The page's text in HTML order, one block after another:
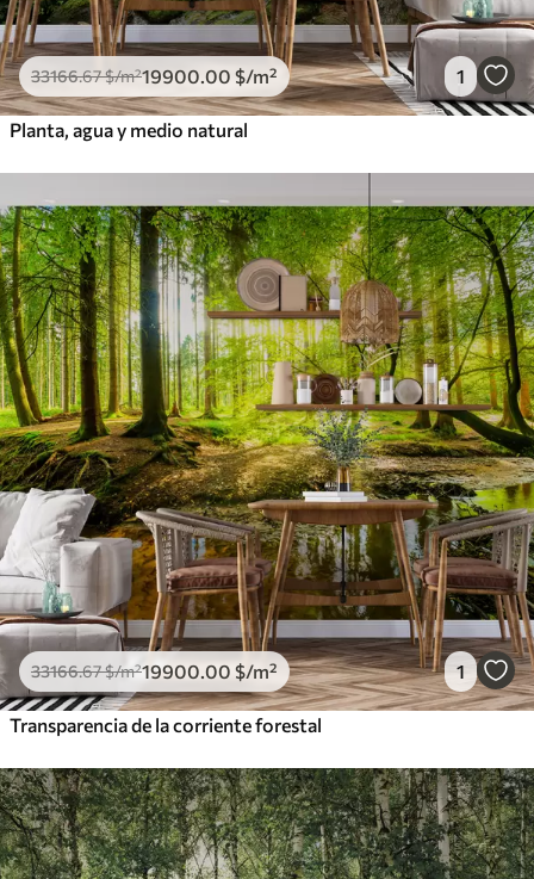
33166.67$/m²19900 .00 $/m² 1
Planta, agua y medio natural
33166.67$/m²19900 .00 $/m² 1
Transparencia de la corriente forestal